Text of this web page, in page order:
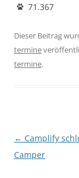
71.367
Dieser Beitrag
termine
termine.
← Camplify
Camper